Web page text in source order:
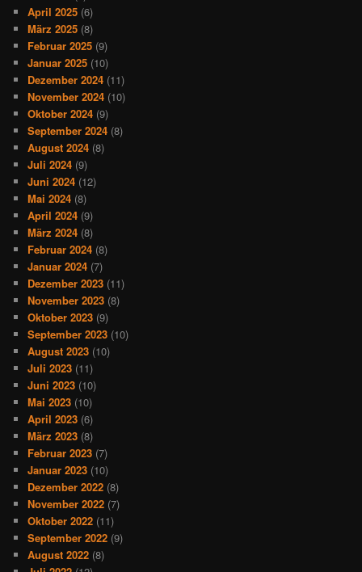
April 2025 (6)
März 2025 (8)
Februar 2025 (9)
Januar 2025 (10)
Dezember 2024 (11)
November 2024 (10)
Oktober 2024 (9)
September 2024 (8)
August 2024 (8)
Juli 2024 (9)
Juni 2024 (12)
Mai 2024 (8)
April 2024 (9)
März 2024 (8)
Februar 2024 (8)
Januar 2024 (7)
Dezember 2023 (11)
November 2023 (8)
Oktober 2023 (9)
September 2023 (10)
August 2023 (10)
Juli 2023 (11)
Juni 2023 (10)
Mai 2023 (10)
April 2023 (6)
März 2023 (8)
Februar 2023 (7)
Januar 2023 (10)
Dezember 2022 (8)
November 2022 (7)
Oktober 2022 (11)
September 2022 (9)
August 2022 (8)